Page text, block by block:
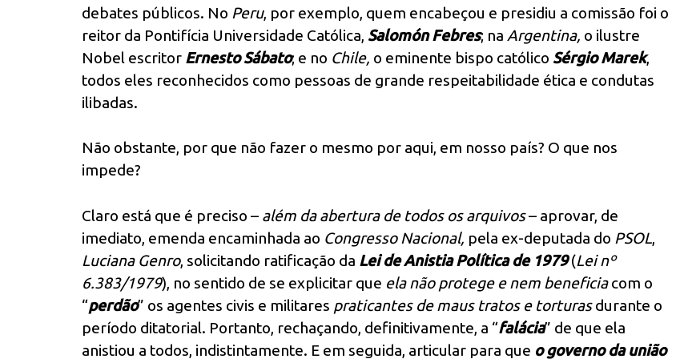
debates públicos. No Peru, por exemplo, quem encabeçou e presidiu a comissão foi o
reitor da Pontifícia Universidade Católica, Salomón Febres; na Argentina, o ilustre
Nobel escritor Ernesto Sábato; e no Chile, o eminente bispo católico Sérgio Marek,
todos eles reconhecidos como pessoas de grande respeitabilidade ética e condutas
ilibadas.
Não obstante, por que não fazer o mesmo por aqui, em nosso país? O que nos
impede?
Claro está que é preciso – além da abertura de todos os arquivos– aprovar, de
imediato, emenda encaminhada ao Congresso Nacional, pela ex-deputada do PSOL,
Luciana Genro, solicitando ratificação da Lei de Anistia Política de 1979(Lei nº
6.383/1979), no sentido de se explicitar que ela não protege e nem beneficiacom o
“perdão” os agentes civis e militares praticantes de maus tratos e torturasdurante o
período ditatorial. Portanto, rechaçando, definitivamente, a “falácia” de que ela
anistiou a todos, indistintamente. E em seguida, articular para que o governo da união